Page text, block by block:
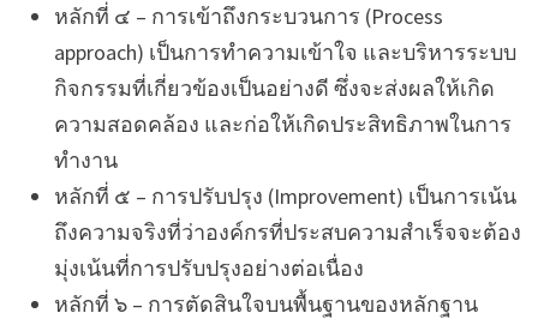
หลักที่ ๔ – การเข้าถึงกระบวนการ (Process
approach) เป็นการทำความเข้าใจ และบริหารระบบ
กิจกรรมที่เกี่ยวข้องเป็นอย่างดี ซึ่งจะส่งผลให้เกิด
ความสอดคล้อง และก่อให้เกิดประสิทธิภาพในการ
ทำงาน
หลักที่ ๕ – การปรับปรุง (Improvement) เป็นการเน้น
ถึงความจริงที่ว่าองค์กรที่ประสบความสำเร็จจะต้อง
มุ่งเน้นที่การปรับปรุงอย่างต่อเนื่อง
หลักที่ ๖ – การตัดสินใจบนพื้นฐานของหลักฐาน